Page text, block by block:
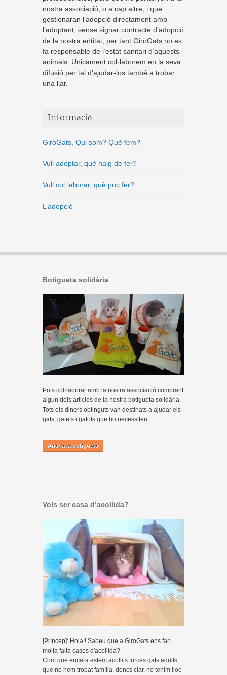
nostra associació, o a cap altre, i que
gestionaran l’adopció directament amb
l’adoptant, sense signar contracte d’adopció
de la nostra entitat; per tant GiroGats no es
fa responsable de l’estat sanitari d’aquests
animals. Unicament col·laborem en la seva
difusió per tal d’ajudar-los també a trobar
una llar.
Informació
GiroGats, Qui som? Què fem?
Vull adoptar, què haig de fer?
Vull col·laborar, què puc fer?
L’adopció
Botigueta solidària
Pots col·laborar amb la nostra associació comprant
algun dels articles de la nostra botigueta solidària.
Tots els diners obtinguts van destinats a ajudar els
gats, gatets i gatots que ho necessiten.
Anar a la botigueta
Vols ser casa d’acollida?
[Príncep]: Hola!! Sabeu que a GiroGats ens fan
molta falta cases d'acollida?
Com que encara estem acollits forces gats adults
que no hem trobat família, doncs clar, no tenim lloc